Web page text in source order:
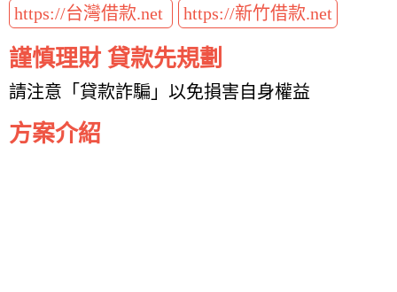
https://台灣借款.net
https://新竹借款.net
謹慎理財 貸款先規劃
請注意「貸款詐騙」以免損害自身權益
方案介紹